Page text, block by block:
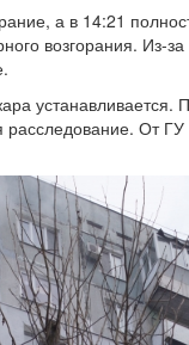
а в 14:21
возгорания. Из-
устанавливается.
От